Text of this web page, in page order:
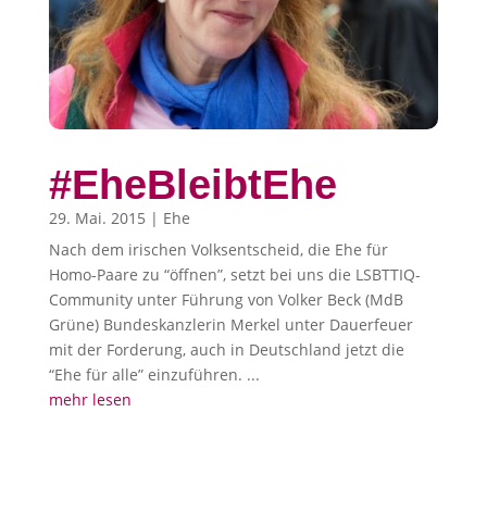
#EheBleibtEhe
29. Mai. 2015 | Ehe
Nach dem irischen Volksentscheid, die Ehe für
Homo-Paare zu “öffnen”, setzt bei uns die LSBTTIQ-
Community unter Führung von Volker Beck (MdB
Grüne) Bundeskanzlerin Merkel unter Dauerfeuer
mit der Forderung, auch in Deutschland jetzt die
“Ehe für alle” einzuführen. ...
mehr lesen